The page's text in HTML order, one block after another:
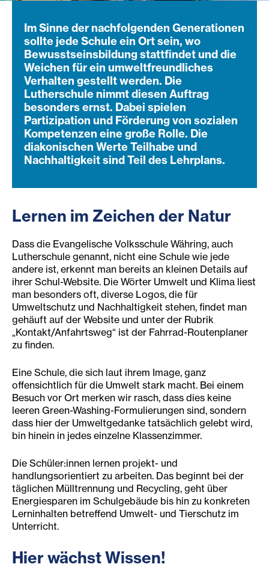
Im Sinne der nachfolgenden Generationen
sollte jede Schule ein Ort sein, wo
Bewusstseinsbildung stattfindet und die
Weichen für ein umweltfreundliches
Verhalten gestellt werden. Die
Lutherschule nimmt diesen Auftrag
besonders ernst. Dabei spielen
Partizipation und Förderung von sozialen
Kompetenzen eine große Rolle. Die
diakonischen Werte Teilhabe und
Nachhaltigkeit sind Teil des Lehrplans.
Lernen im Zeichen der Natur
Dass die Evangelische Volksschule Währing, auch
Lutherschule genannt, nicht eine Schule wie jede
andere ist, erkennt man bereits an kleinen Details auf
ihrer Schul-Website. Die Wörter Umwelt und Klima liest
man besonders oft, diverse Logos, die für
Umweltschutz und Nachhaltigkeit stehen, findet man
gehäuft auf der Website und unter der Rubrik
„Kontakt/Anfahrtsweg“ ist der Fahrrad-Routenplaner
zu finden.
Eine Schule, die sich laut ihrem Image, ganz
offensichtlich für die Umwelt stark macht. Bei einem
Besuch vor Ort merken wir rasch, dass dies keine
leeren Green-Washing-Formulierungen sind, sondern
dass hier der Umweltgedanke tatsächlich gelebt wird,
bin hinein in jedes einzelne Klassenzimmer.
Die Schüler:innen lernen projekt- und
handlungsorientiert zu arbeiten. Das beginnt bei der
täglichen Mülltrennung und Recycling, geht über
Energiesparen im Schulgebäude bis hin zu konkreten
Lerninhalten betreffend Umwelt- und Tierschutz im
Unterricht.
Hier wächst Wissen!